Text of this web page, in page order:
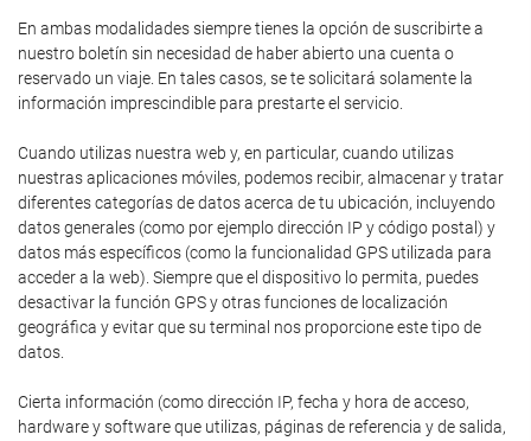
En ambas modalidades siempre tienes la opción de suscribirte a
nuestro boletín sin necesidad de haber abierto una cuenta o
reservado un viaje. En tales casos, se te solicitará solamente la
información imprescindible para prestarte el servicio.
Cuando utilizas nuestra web y, en particular, cuando utilizas
nuestras aplicaciones móviles, podemos recibir, almacenar y tratar
diferentes categorías de datos acerca de tu ubicación, incluyendo
datos generales (como por ejemplo dirección IP y código postal) y
datos más específicos (como la funcionalidad GPS utilizada para
acceder a la web). Siempre que el dispositivo lo permita, puedes
desactivar la función GPS y otras funciones de localización
geográfica y evitar que su terminal nos proporcione este tipo de
datos.
Cierta información (como dirección IP, fecha y hora de acceso,
hardware y software que utilizas, páginas de referencia y de salida,